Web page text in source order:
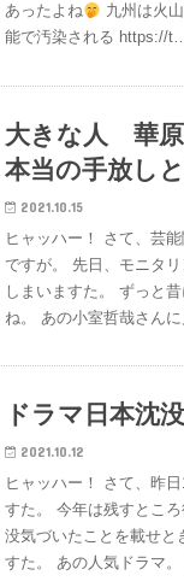
あったよね
九州は火
能で汚染される https://
大きな人 華
本当の手放し
2021.10.15
ヒャッハー！ さて、芸
ですが。 先日、モニタ
しまいますた。 ずっと
ね。 あの小室哲哉さん
ドラマ日本沈
2021.10.12
ヒャッハー！ さて、昨
すた。 今年は残すとこ
没気づいたことを載せ
すた。 あの人気ドラマ